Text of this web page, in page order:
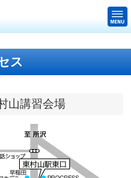
ス
山講習会場